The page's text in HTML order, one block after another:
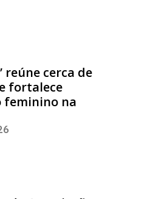
reúne cerca de
fortalece
feminino na